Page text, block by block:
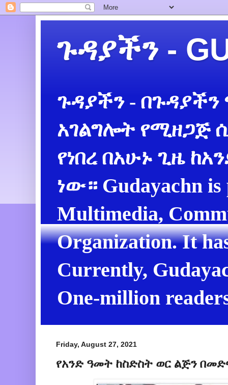
ጉዳያችን -
ጉዳያችን -
አገልግሎት የሚዘጋጅ
የነበረ በአሁኑ ጊዜ
ነው። Gudayachn is
Multimedia,
Organization. It
Currently,
One-million
Friday, August 27, 2021
የአንድ ዓመት ከስድስት ወር ልጅን